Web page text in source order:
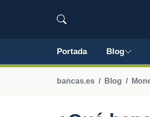
Portada Blog
bancas.es Blog